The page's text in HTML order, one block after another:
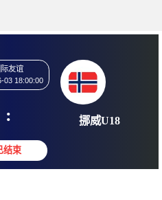
2026-06-03 18:00:00
: 挪威